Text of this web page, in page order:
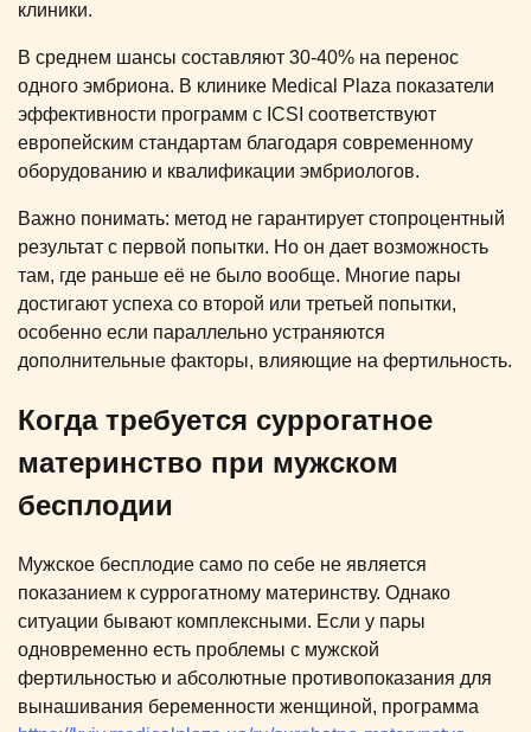
клиники.
В среднем шансы составляют 30-40% на перенос
одного эмбриона. В клинике Medical Plaza показатели
эффективности программ с ICSI соответствуют
европейским стандартам благодаря современному
оборудованию и квалификации эмбриологов.
Важно понимать: метод не гарантирует стопроцентный
результат с первой попытки. Но он дает возможность
там, где раньше её не было вообще. Многие пары
достигают успеха со второй или третьей попытки,
особенно если параллельно устраняются
дополнительные факторы, влияющие на фертильность.
Когда требуется суррогатное
материнство при мужском
бесплодии
Мужское бесплодие само по себе не является
показанием к суррогатному материнству. Однако
ситуации бывают комплексными. Если у пары
одновременно есть проблемы с мужской
фертильностью и абсолютные противопоказания для
вынашивания беременности женщиной, программа